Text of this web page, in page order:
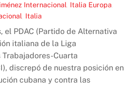
Internacional Italia Europa
Italia
el PDAC (Partido de Alternativa
italiana de la Liga
Cuarta
discrepó de nuestra posición en
cubana y contra las